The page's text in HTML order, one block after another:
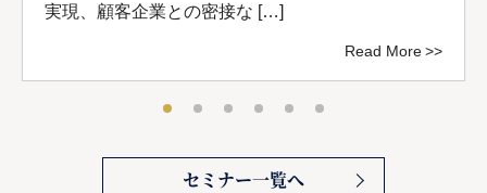
実現、顧客企業との密接な […]
Read More
セミナー一覧へ